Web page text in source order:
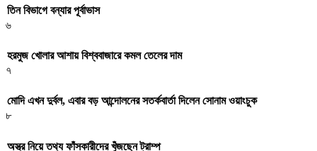
তিন বিভাগে বন্যার পূর্বাভাস
৬
হরমুজ খোলার আশায় বিশ্ববাজারে কমল তেলের দাম
৭
মোদি এখন দুর্বল, এবার বড় আন্দোলনের সতর্কবার্তা দিলেন সোনাম ওয়াংচুক
৮
অস্ত্র নিয়ে তথ্য ফাঁসকারীদের খুঁজছেন ট্রাম্প